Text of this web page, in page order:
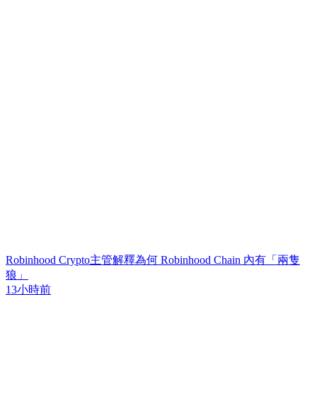
Robinhood Crypto主管解釋為何 Robinhood Chain 內有「兩隻
狼」
13小時前